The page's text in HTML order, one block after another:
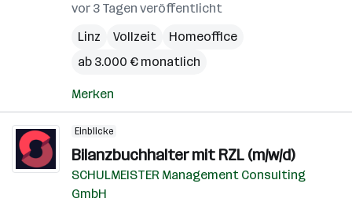
vor 3 Tagen veröffentlicht
Linz
Vollzeit
Homeoffice
ab 3.000 € monatlich
Merken
Einblicke
Bilanzbuchhalter mit RZL (m/w/d)
SCHULMEISTER Management Consulting
GmbH